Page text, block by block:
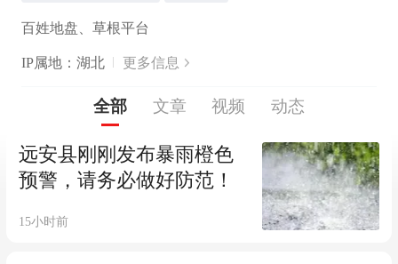
百姓地盘、草根平台
IP属地：湖北 更多信息
全部 文章 视频 动态
远安县刚刚发布暴雨橙色
预警，请务必做好防范！
15小时前